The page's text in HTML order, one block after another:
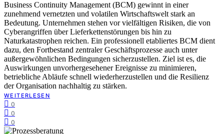
Business Continuity Management (BCM) gewinnt in einer
zunehmend vernetzten und volatilen Wirtschaftswelt stark an
Bedeutung. Unternehmen stehen vor vielfältigen Risiken, die von
Cyberangriffen über Lieferkettenstörungen bis hin zu
Naturkatastrophen reichen. Ein professionell etabliertes BCM dient
dazu, den Fortbestand zentraler Geschäftsprozesse auch unter
außergewöhnlichen Bedingungen sicherzustellen. Ziel ist es, die
Auswirkungen unvorhergesehener Ereignisse zu minimieren,
betriebliche Abläufe schnell wiederherzustellen und die Resilienz
der Organisation nachhaltig zu stärken.
WEITERLESEN
0
0
0